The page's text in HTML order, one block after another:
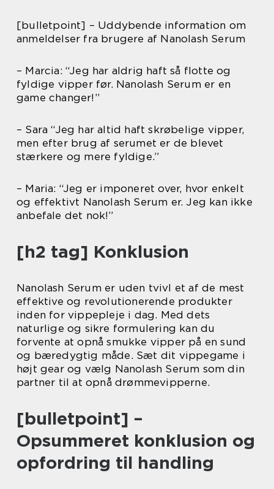
[bulletpoint] – Uddybende information om
anmeldelser fra brugere af Nanolash Serum
– Marcia: “Jeg har aldrig haft så flotte og
fyldige vipper før. Nanolash Serum er en
game changer!”
– Sara “Jeg har altid haft skrøbelige vipper,
men efter brug af serumet er de blevet
stærkere og mere fyldige.”
– Maria: “Jeg er imponeret over, hvor enkelt
og effektivt Nanolash Serum er. Jeg kan ikke
anbefale det nok!”
[h2 tag] Konklusion
Nanolash Serum er uden tvivl et af de mest
effektive og revolutionerende produkter
inden for vippepleje i dag. Med dets
naturlige og sikre formulering kan du
forvente at opnå smukke vipper på en sund
og bæredygtig måde. Sæt dit vippegame i
højt gear og vælg Nanolash Serum som din
partner til at opnå drømmevipperne.
[bulletpoint] –
Opsummeret konklusion og
opfordring til handling